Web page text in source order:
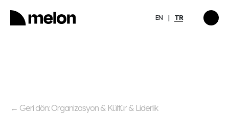
EN TR
ÖNE ÇIKAN
Keşfet→
← Geri dön: Organizasyon & Kültür & Liderlik